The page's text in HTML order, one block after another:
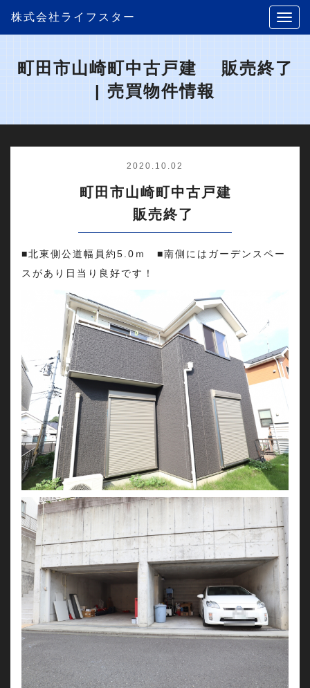
株式会社ライフスター
町田市山崎町中古戸建 販売終了
| 売買物件情報
2020.10.02
町田市山崎町中古戸建
販売終了
■北東側公道幅員約5.0ｍ ■南側にはガーデンスペー
スがあり日当り良好です！